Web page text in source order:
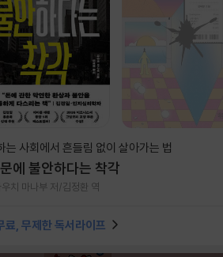
는 사회에서 흔들림 없이 살아가는 법
에 불안하다는 착각
우치 마나부 저/김정환 역
료, 무제한 독서라이프